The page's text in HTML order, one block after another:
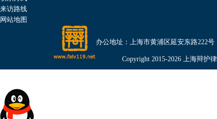
来访路线
网站地图
办公地址：上海市黄浦区延安东路222号
Copyright 2015-2026 上海辩护